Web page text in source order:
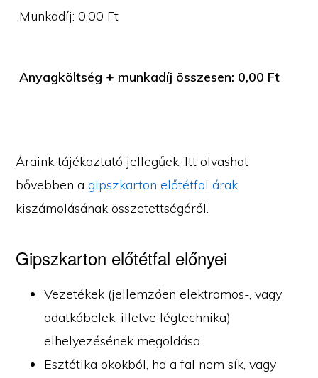
Munkadíj:0,00 Ft
Anyagköltség + munkadíj összesen: 0,00 Ft
Áraink tájékoztató jellegűek. Itt olvashat
bővebben agipszkarton előtétfal árak
kiszámolásának összetettségéről.
Gipszkarton előtétfal előnyei
Vezetékek (jellemzően elektromos-, vagy
adatkábelek, illetve légtechnika)
elhelyezésének megoldása
Esztétika okokból, ha a fal nem sík, vagy